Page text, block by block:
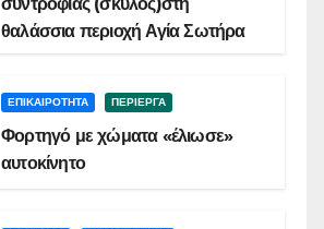
θαλάσσια περιοχή Αγία Σωτήρα
ΕΠΙΚΑΙΡΟΤΗΤΑ ΠΕΡΙΕΡΓΑ
Φορτηγό με χώματα «έλιωσε»
αυτοκίνητο